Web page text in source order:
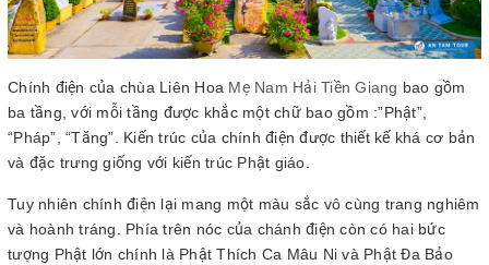
Chính điện của chùa Liên Hoa Mẹ Nam Hải Tiền Giang bao gồm
ba tầng, với mỗi tầng được khắc một chữ bao gồm :”Phật”,
“Pháp”, “Tăng”. Kiến trúc của chính điện được thiết kế khá cơ bản
và đặc trưng giống với kiến trúc Phật giáo.
Tuy nhiên chính điện lại mang một màu sắc vô cùng trang nghiêm
và hoành tráng. Phía trên nóc của chánh điện còn có hai bức
tượng Phật lớn chính là Phật Thích Ca Mâu Ni và Phật Đa Bảo